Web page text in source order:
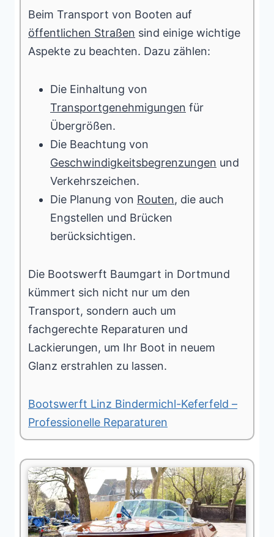
Beim Transport von Booten auf
öffentlichen Straßen sind einige wichtige
Aspekte zu beachten. Dazu zählen:
Die Einhaltung von
Transportgenehmigungen für
Übergrößen.
Die Beachtung von
Geschwindigkeitsbegrenzungen und
Verkehrszeichen.
Die Planung von Routen, die auch
Engstellen und Brücken
berücksichtigen.
Die Bootswerft Baumgart in Dortmund
kümmert sich nicht nur um den
Transport, sondern auch um
fachgerechte Reparaturen und
Lackierungen, um Ihr Boot in neuem
Glanz erstrahlen zu lassen.
Bootswerft Linz Bindermichl-Keferfeld –
Professionelle Reparaturen